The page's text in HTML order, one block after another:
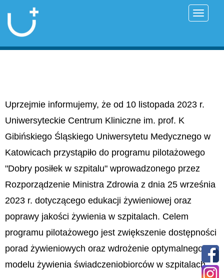
Uprzejmie informujemy, że od 10 listopada 2023 r.
Uniwersyteckie Centrum Kliniczne im. prof. K
Gibińskiego Śląskiego Uniwersytetu Medycznego w
Katowicach przystąpiło do programu pilotażowego
"Dobry posiłek w szpitalu" wprowadzonego przez
Rozporządzenie Ministra Zdrowia z dnia 25 września
2023 r. dotyczącego edukacji żywieniowej oraz
poprawy jakości żywienia w szpitalach. Celem
programu pilotażowego jest zwiększenie dostępności
porad żywieniowych oraz wdrożenie optymalnego
modelu żywienia świadczeniobiorców w szpitalach.